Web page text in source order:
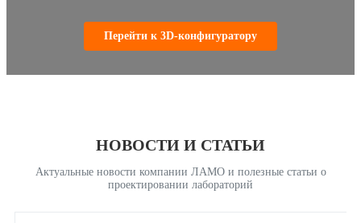
Перейти к 3D-конфигуратору
НОВОСТИ И СТАТЬИ
Актуальные новости компании ЛАМО и полезные статьи о
проектировании лабораторий